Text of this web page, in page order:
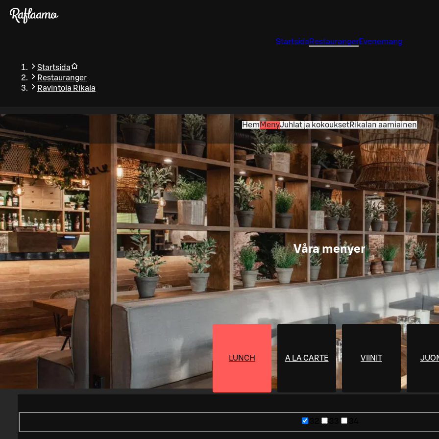
Gå till huvudinnehållet
Startsida RestaurangerEvenemang
Startsida
Restauranger
Ravintola Rikala
Hem MenyJuhlat ja kokouksetRikalan aamiainen
Våra menyer
LUNCH A LA CARTE VIINIT